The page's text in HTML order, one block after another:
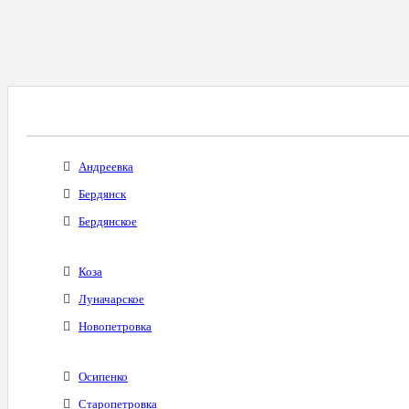
Андреевка
Бердянск
Бердянское
Коза
Луначарское
Новопетровка
Осипенко
Старопетровка